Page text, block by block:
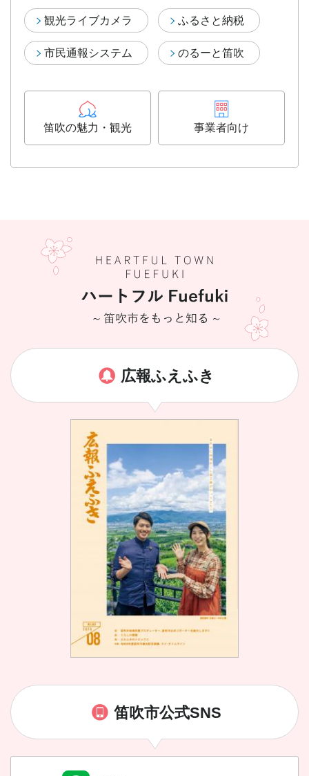
観光ライブカメラ ふるさと納税
市民通報システム のるーと笛吹
笛吹の魅力・観光 事業者向け
広報ふえふき
笛吹市公式SNS